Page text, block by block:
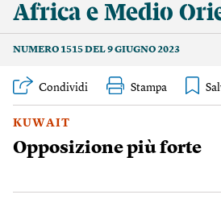
Africa e Medio
NUMERO 1515 DEL 9 GIUGNO 2023
Condividi Stampa
KUWAIT
Opposizione più forte